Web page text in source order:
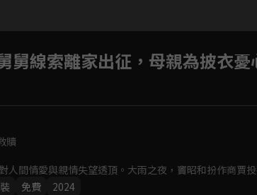
舅線索離家出征，母親為披衣
贖
人間情愛與親情失望透頂。大雨之夜，竇昭和扮作商賈
遺孤，命運也將兩人緊緊相連。
免費 2024